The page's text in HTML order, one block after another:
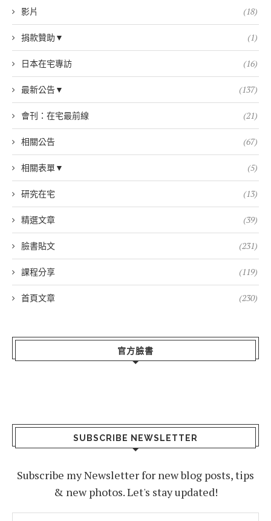
影片 (18)
捐款贊助▼ (1)
日本在宅專訪 (16)
最新公告▼ (137)
會刊：在宅最前線 (21)
相關公告 (67)
相關表單▼ (5)
研究在宅 (13)
精選文章 (39)
臉書貼文 (231)
課程分享 (119)
首頁文章 (230)
官方臉書
SUBSCRIBE NEWSLETTER
Subscribe my Newsletter for new blog posts, tips
& new photos. Let's stay updated!